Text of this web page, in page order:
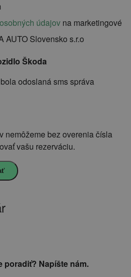
údajov na marketingové
AUTO Slovensko s.r.o
Škoda
odoslaná sms správa
nemôžeme bez overenia čísla
vašu rezerváciu.
poradiť? Napíšte nám.